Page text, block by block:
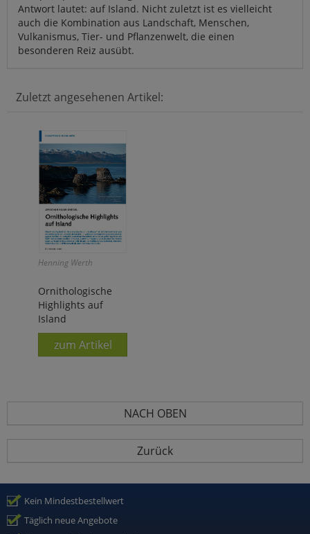
Antwort lautet: auf Island. Nicht zuletzt ist es vielleicht
auch die Kombination aus Landschaft, Menschen,
Vulkanismus, Tier- und Pflanzenwelt, die einen
besonderen Reiz ausübt.
Zuletzt angesehenen Artikel:
Henning Werth
Ornithologische
Highlights auf
Island
zum Artikel
NACH OBEN
Zurück
Kein Mindestbestellwert
Täglich neue Angebote